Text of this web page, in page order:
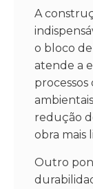
A
o bloco
atende a
redução
obra mais
Outro